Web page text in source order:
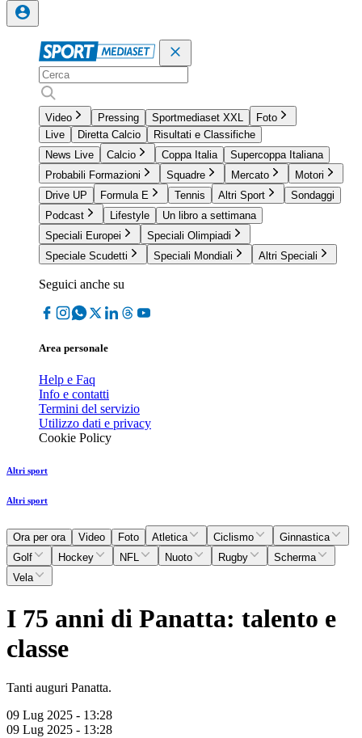
Video Pressing Sportmediaset XXL
Foto
Live
Diretta Calcio
Risultati e Classifiche
News Live
Calcio Coppa Italia
Supercoppa Italiana
Probabili Formazioni
Squadre Mercato
Motori
Drive UP
Formula E Tennis Altri Sport
Sondaggi
Podcast
Lifestyle
Un libro a settimana
Speciali Europei
Speciali Olimpiadi
Speciale Scudetti
Speciali Mondiali Altri Speciali
Seguici anche su
Area personale
Help e Faq
Info e contatti
Termini del servizio
Utilizzo dati e privacy
Cookie Policy
Altri sport
Altri sport
Ora per ora Video Foto Atletica Ciclismo
Ginnastica
Golf
Hockey NFL Nuoto Rugby
Scherma
Vela
I 75 anni di Panatta: talento e
classe
Tanti auguri Panatta.
09 Lug 2025 - 13:28
09 Lug 2025 - 13:28